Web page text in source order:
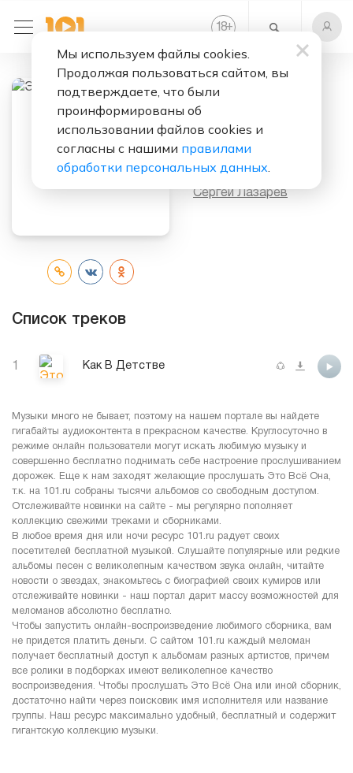
18+
Слушать бесплатно
Исполнитель:
Сергей Лазарев
Список треков
1 Как В Детстве
Музыки много не бывает, поэтому на нашем портале вы найдете
гигабайты аудиоконтента в прекрасном качестве. Круглосуточно в
режиме онлайн пользователи могут искать любимую музыку и
совершенно бесплатно поднимать себе настроение прослушиванием
дорожек. Еще к нам заходят желающие прослушать Это Всё Она,
т.к. на 101.ru собраны тысячи альбомов со свободным доступом.
Отслеживайте новинки на сайте - мы регулярно пополняет
коллекцию свежими треками и сборниками.
В любое время дня или ночи ресурс 101.ru радует своих
посетителей бесплатной музыкой. Слушайте популярные или редкие
альбомы песен с великолепным качеством звука онлайн, читайте
новости о звездах, знакомьтесь с биографией своих кумиров или
отслеживайте новинки - наш портал дарит массу возможностей для
меломанов абсолютно бесплатно.
Чтобы запустить онлайн-воспроизведение любимого сборника, вам
не придется платить деньги. С сайтом 101.ru каждый меломан
получает бесплатный доступ к альбомам разных артистов, причем
все ролики в подборках имеют великолепное качество
воспроизведения. Чтобы прослушать Это Всё Она или иной сборник,
достаточно найти через поисковик имя исполнителя или название
группы. Наш ресурс максимально удобный, бесплатный и содержит
гигантскую коллекцию музыки.
Мы используем файлы cookies.
Продолжая пользоваться сайтом, вы
подтверждаете, что были
проинформированы об
использовании файлов cookies и
согласны с нашими правилами
обработки персональных данных.